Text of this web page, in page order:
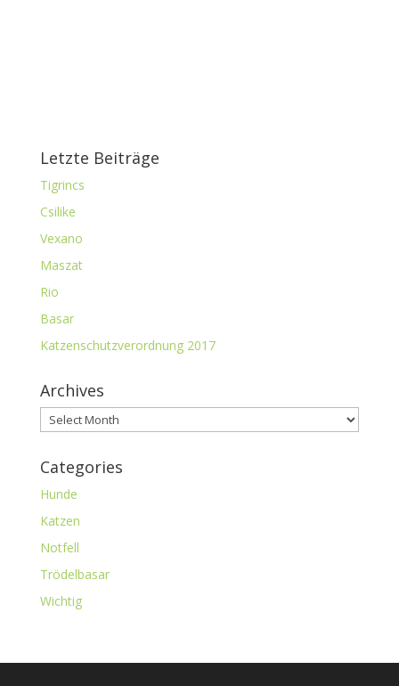
Letzte Beiträge
Tigrincs
Csilike
Vexano
Maszat
Rio
Basar
Katzenschutzverordnung 2017
Archives
Archives
Categories
Hunde
Katzen
Notfell
Trödelbasar
Wichtig